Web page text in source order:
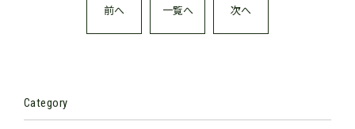
前へ 一覧へ 次へ
Category